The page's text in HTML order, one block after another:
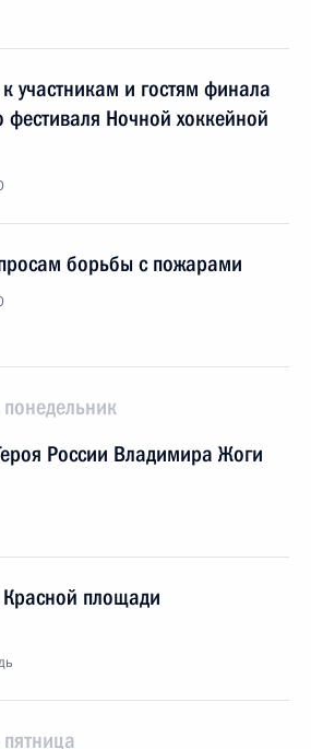
участникам и гостям финала
фестиваля Ночной хоккейной
борьбы с пожарами
России Владимира Жоги
площади